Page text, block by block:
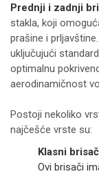
Prednji i zadnji
stakla, koji
prašine i
uključujući
optimalnu
aerodinamičnost
Postoji nekoliko
najčešće vrste su:
Klasni
Ovi brisači